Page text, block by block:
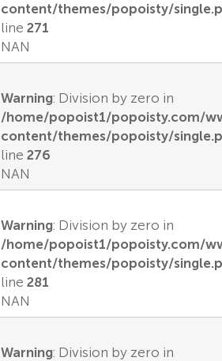
content/themes/popoisty/
line 271
NAN
Warning: Division by zero in
/home/popoist1/popoisty.com/
content/themes/popoisty/
line 276
NAN
Warning: Division by zero in
/home/popoist1/popoisty.com/
content/themes/popoisty/
line 281
NAN
Warning: Division by zero in